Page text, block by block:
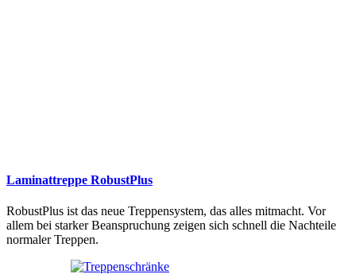
Laminattreppe RobustPlus
RobustPlus ist das neue Treppensystem, das alles mitmacht. Vor
allem bei starker Beanspruchung zeigen sich schnell die Nachteile
normaler Treppen.